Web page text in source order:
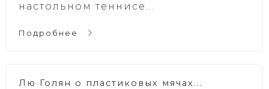
настольном теннисе...
Подробнее
Лю Голян о пластиковых мячах...